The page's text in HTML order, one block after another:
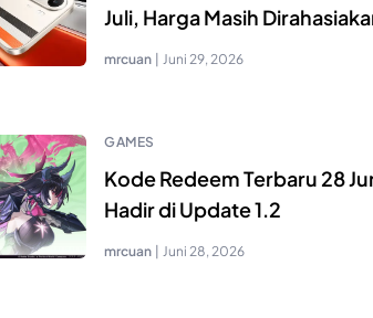
Juli, Harga Masih
mrcuan | Juni 29, 2026
GAMES
Kode Redeem Terbaru 28
Hadir di Update 1.2
mrcuan | Juni 28, 2026